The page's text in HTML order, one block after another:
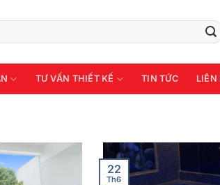
TƯ VẤN THIẾT KẾ TIN TỨC LIÊN
22
Th6